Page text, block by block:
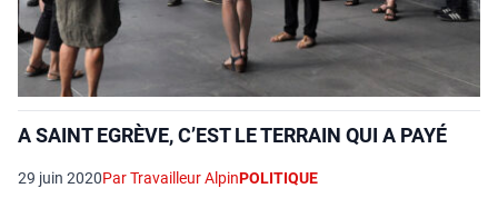
A SAINT EGRÈVE, C’EST LE TERRAIN QUI A PAYÉ
29 juin 2020Par Travailleur AlpinPOLITIQUE